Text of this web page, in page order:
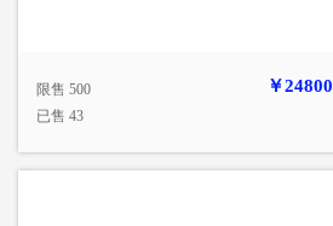
限售 500
已售 43
￥24800